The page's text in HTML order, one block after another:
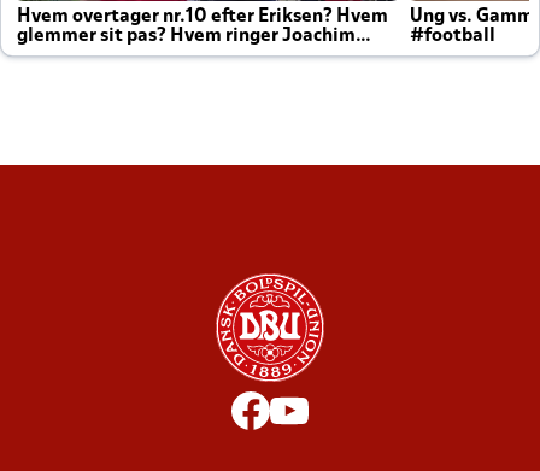
Hvem overtager nr.10 efter Eriksen? Hvem
glemmer sit pas? Hvem ringer Joachim
altid til efter kampe?
Ung vs.
#football